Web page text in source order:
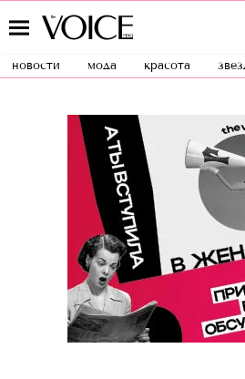
новости мода красота